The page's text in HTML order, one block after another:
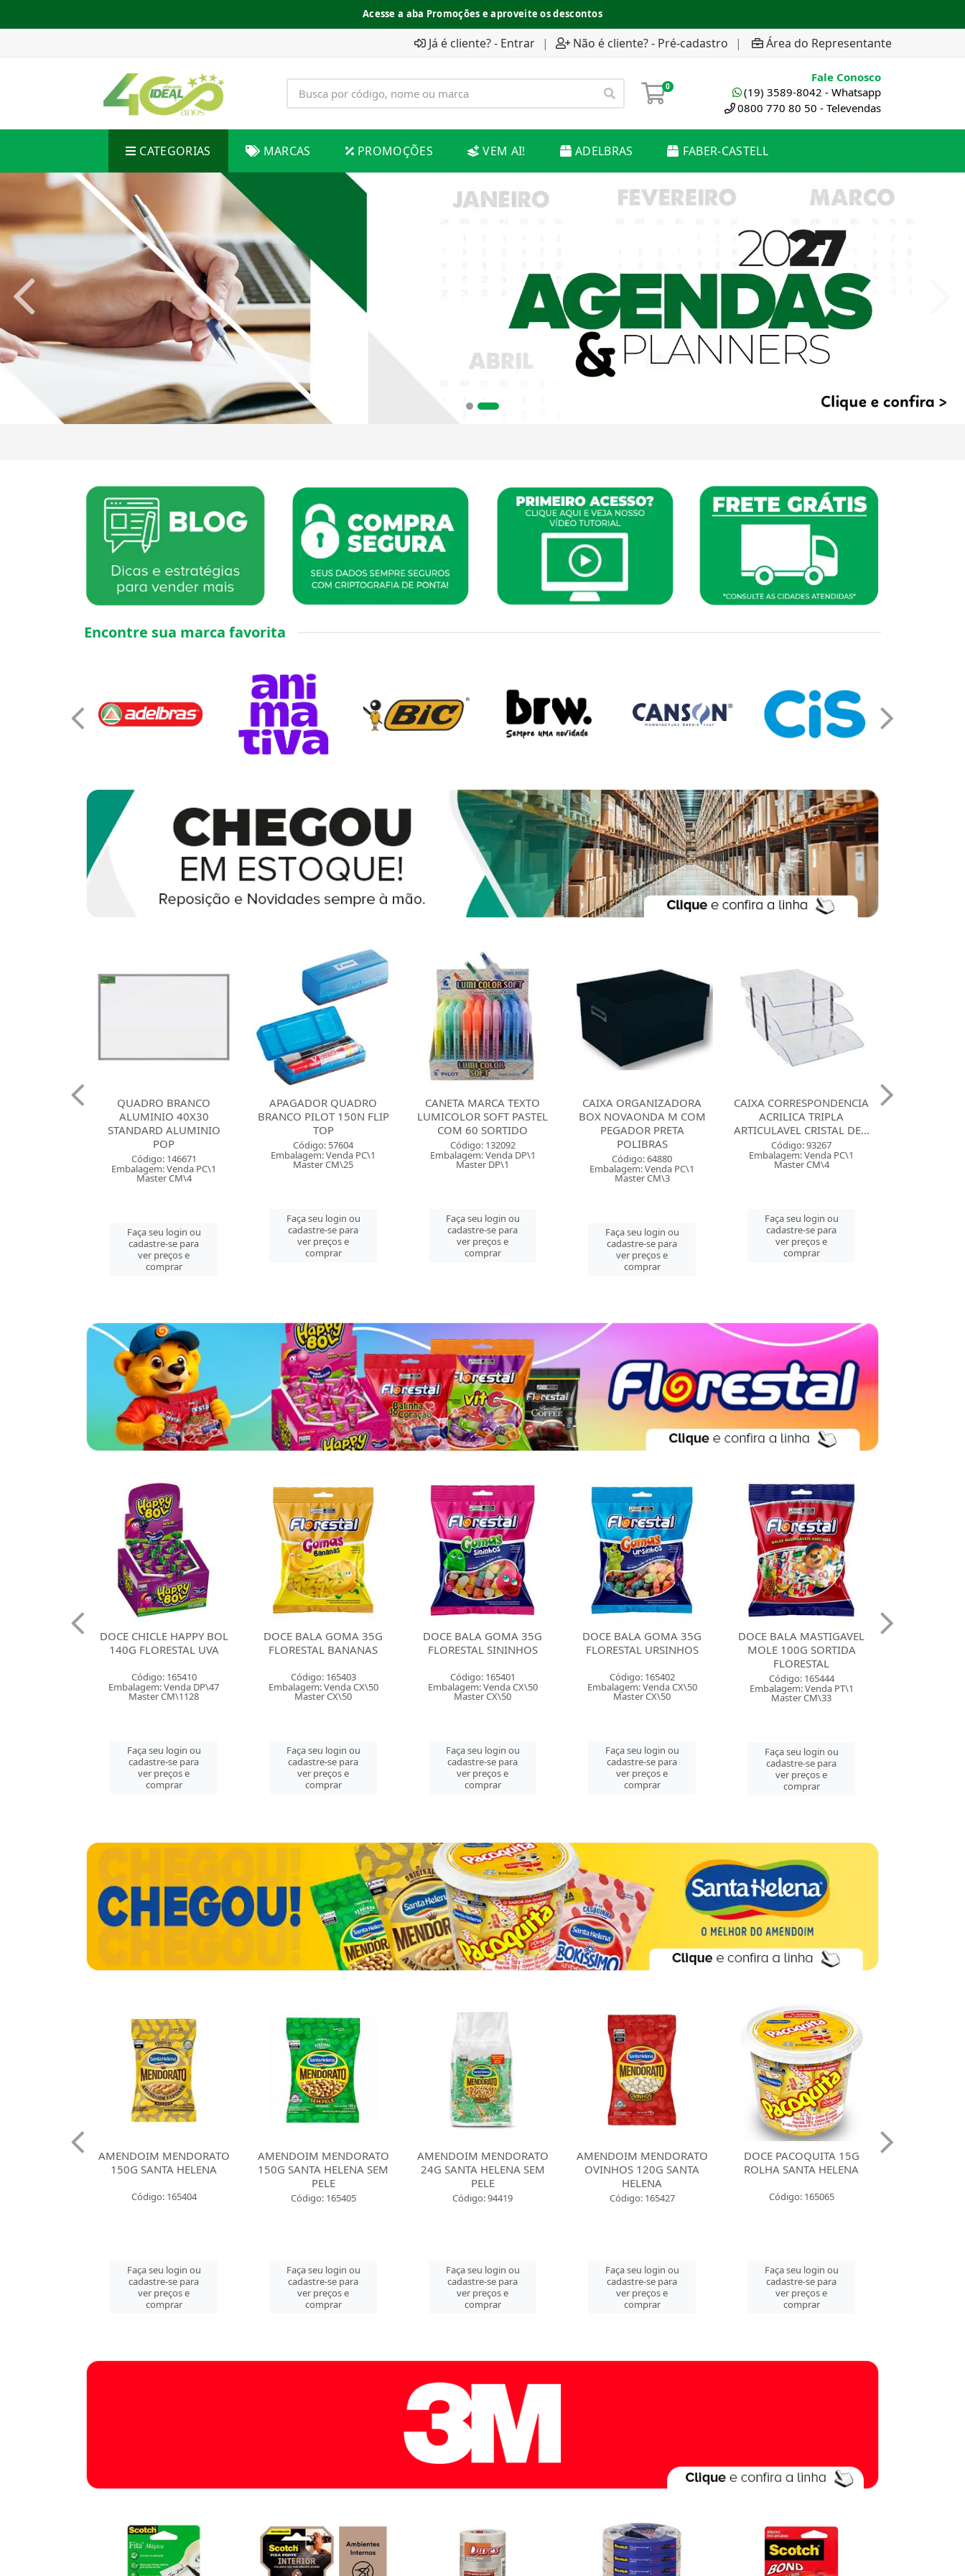
Acesse a aba Promoções e aproveite os descontos
Já é cliente? - Entrar | Não é cliente? - Pré-cadastro | Área do Representante
0
Fale Conosco
(19) 3589-8042 - Whatsapp
0800 770 80 50 - Televendas
CATEGORIAS MARCAS PROMOÇÕES VEM AI! ADELBRAS FABER-CASTELL
Encontre sua marca favorita
QUADRO BRANCO
ALUMINIO 40X30
STANDARD ALUMINIO
POP
Código: 146671
Embalagem: Venda PC\1
Master CM\4
Faça seu login ou
cadastre-se para
ver preços e
comprar
APAGADOR QUADRO
BRANCO PILOT 150N FLIP
TOP
Código: 57604
Embalagem: Venda PC\1
Master CM\25
Faça seu login ou
cadastre-se para
ver preços e
comprar
CANETA MARCA TEXTO
LUMICOLOR SOFT PASTEL
COM 60 SORTIDO
Código: 132092
Embalagem: Venda DP\1
Master DP\1
Faça seu login ou
cadastre-se para
ver preços e
comprar
CAIXA ORGANIZADORA
BOX NOVAONDA M COM
PEGADOR PRETA
POLIBRAS
Código: 64880
Embalagem: Venda PC\1
Master CM\3
Faça seu login ou
cadastre-se para
ver preços e
comprar
CAIXA CORRESPONDENCIA
ACRILICA TRIPLA
ARTICULAVEL CRISTAL DE...
Código: 93267
Embalagem: Venda PC\1
Master CM\4
Faça seu login ou
cadastre-se para
ver preços e
comprar
DOCE CHICLE HAPPY BOL
140G FLORESTAL UVA
Código: 165410
Embalagem: Venda DP\47
Master CM\1128
Faça seu login ou
cadastre-se para
ver preços e
comprar
DOCE BALA GOMA 35G
FLORESTAL BANANAS
Código: 165403
Embalagem: Venda CX\50
Master CX\50
Faça seu login ou
cadastre-se para
ver preços e
comprar
DOCE BALA GOMA 35G
FLORESTAL SININHOS
Código: 165401
Embalagem: Venda CX\50
Master CX\50
Faça seu login ou
cadastre-se para
ver preços e
comprar
DOCE BALA GOMA 35G
FLORESTAL URSINHOS
Código: 165402
Embalagem: Venda CX\50
Master CX\50
Faça seu login ou
cadastre-se para
ver preços e
comprar
DOCE BALA MASTIGAVEL
MOLE 100G SORTIDA
FLORESTAL
Código: 165444
Embalagem: Venda PT\1
Master CM\33
Faça seu login ou
cadastre-se para
ver preços e
comprar
AMENDOIM MENDORATO
150G SANTA HELENA
Código: 165404
Faça seu login ou
cadastre-se para
ver preços e
comprar
AMENDOIM MENDORATO
150G SANTA HELENA SEM
PELE
Código: 165405
Faça seu login ou
cadastre-se para
ver preços e
comprar
AMENDOIM MENDORATO
24G SANTA HELENA SEM
PELE
Código: 94419
Faça seu login ou
cadastre-se para
ver preços e
comprar
AMENDOIM MENDORATO
OVINHOS 120G SANTA
HELENA
Código: 165427
Faça seu login ou
cadastre-se para
ver preços e
comprar
DOCE PACOQUITA 15G
ROLHA SANTA HELENA
Código: 165065
Faça seu login ou
cadastre-se para
ver preços e
comprar